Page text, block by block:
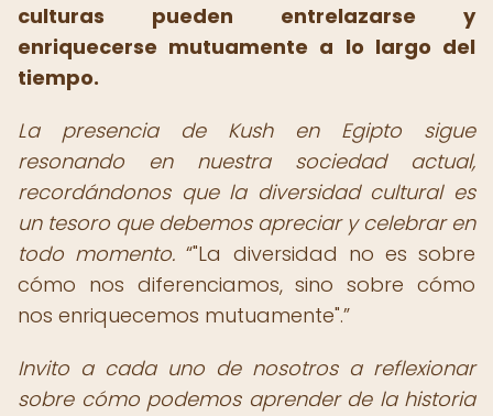
culturas pueden entrelazarse y
enriquecerse mutuamente a lo largo del
tiempo.
La presencia de Kush en Egipto sigue
resonando en nuestra sociedad actual,
recordándonos que la diversidad cultural es
un tesoro que debemos apreciar y celebrar en
todo momento.
"La diversidad no es sobre
cómo nos diferenciamos, sino sobre cómo
nos enriquecemos mutuamente".
Invito a cada uno de nosotros a reflexionar
sobre cómo podemos aprender de la historia